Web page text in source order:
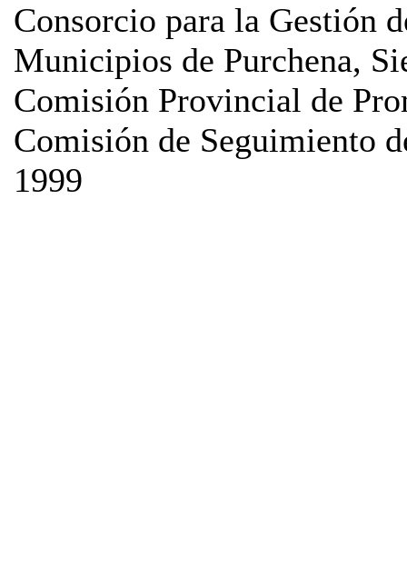
Consorcio para la Gestión
Municipios de Purchena,
Comisión Provincial de
Comisión de Seguimiento
1999